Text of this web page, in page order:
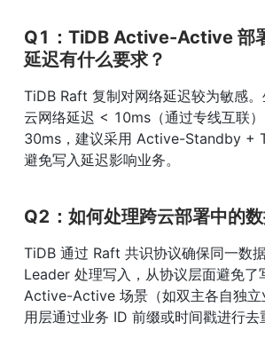
Q1：TiDB Active-Active 部
延迟有什么要求？
TiDB Raft 复制对网络延迟较为敏感
云网络延迟 < 10ms（通过专线互联
30ms，建议采用 Active-Standby +
避免写入延迟影响业务。
Q2：如何处理跨云部署中的
TiDB 通过 Raft 共识协议确保同一数
Leader 处理写入，从协议层面避免了
Active-Active 场景（如双主各自独立
用层通过业务 ID 前缀或时间戳进行去